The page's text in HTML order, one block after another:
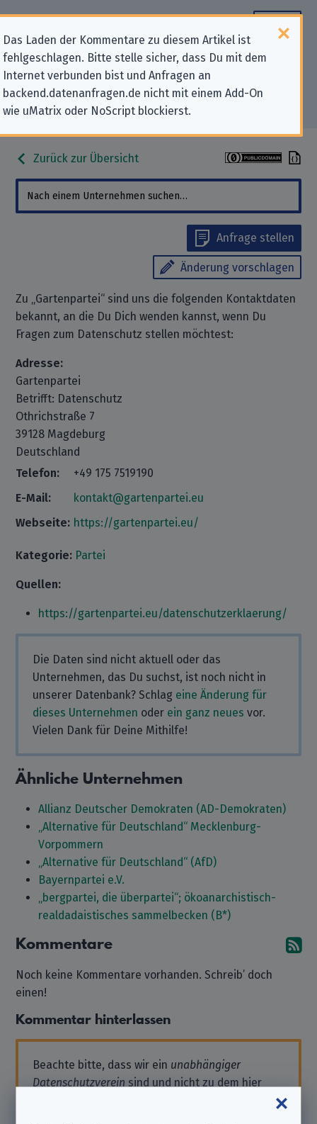
Das Laden der Kommentare zu diesem Artikel ist
fehlgeschlagen. Bitte stelle sicher, dass Du mit dem
Internet verbunden bist und Anfragen an
backend.datenanfragen.de nicht mit einem Add-On
wie uMatrix oder NoScript blockierst.
Datenschutz-Kontaktdaten für
„Gartenpartei“
Zurück zur Übersicht
Anfrage stellen
Änderung vorschlagen
Zu „Gartenpartei“ sind uns die folgenden Kontaktdaten
bekannt, an die Du Dich wenden kannst, wenn Du
Fragen zum Datenschutz stellen möchtest:
Adresse:
Gartenpartei
Betrifft: Datenschutz
Othrichstraße 7
39128 Magdeburg
Deutschland
Telefon:
+49 175 7519190
E-Mail:
kontakt@gartenpartei.eu
Webseite: https://gartenpartei.eu/
Kategorie: Partei
Quellen:
https://gartenpartei.eu/datenschutzerklaerung/
Die Daten sind nicht aktuell oder das
Unternehmen, das Du suchst, ist noch nicht in
unserer Datenbank? Schlag eine Änderung für
dieses Unternehmen oder ein ganz neues vor.
Vielen Dank für Deine Mithilfe!
Ähnliche Unternehmen
Allianz Deutscher Demokraten (AD-Demokraten)
„Alternative für Deutschland“ Mecklenburg-
Vorpommern
„Alternative für Deutschland“ (AfD)
Bayernpartei e.V.
„bergpartei, die überpartei“; ökoanarchistisch-
realdadaistisches sammelbecken (B*)
Kommentare
Noch keine Kommentare vorhanden. Schreib’ doch
einen!
Kommentar hinterlassen
Beachte bitte, dass wir ein unabhängiger
Datenschutzverein sind und nicht zu dem hier